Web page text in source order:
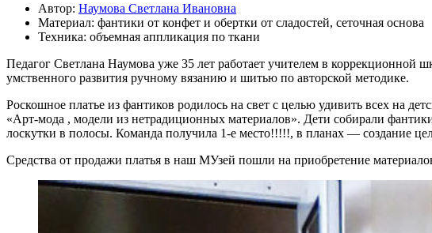
Автор: Наумова Светлана Ивановна
Материал: фантики от конфет и обертки от сладостей, сеточная основа
Техника: объемная аппликация по ткани
Педагог Светлана Наумова уже 35 лет работает учителем в коррекционной
умственного развития ручному вязанию и шитью по авторской методике.
Роскошное платье из фантиков родилось на свет с целью удивить всех на
«Арт-мода , модели из нетрадиционных материалов». Дети собирали
лоскутки в полосы. Команда получила 1-е место!!!!!, в планах — создание
Средства от продажи платья в наш МУзей пошли на приобретение